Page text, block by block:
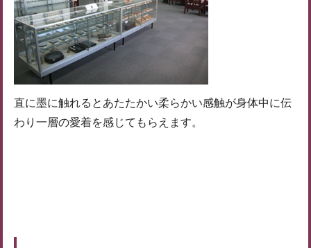
直に墨に触れるとあたたかい柔らかい感触が身体中に伝
わり一層の愛着を感じてもらえます。